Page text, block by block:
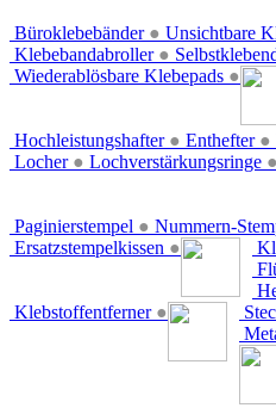
Büroklebebänder ● Unsichtbare
Klebebandabroller ●
Wiederablösbare Klebepads ●
Hochleistungshafter ● Enthefter ●
Locher ● Lochverstärkungsringe ●
Paginierstempel ● Nummern-
Ersatzstempelkissen ●
Klebstoffentferner ●